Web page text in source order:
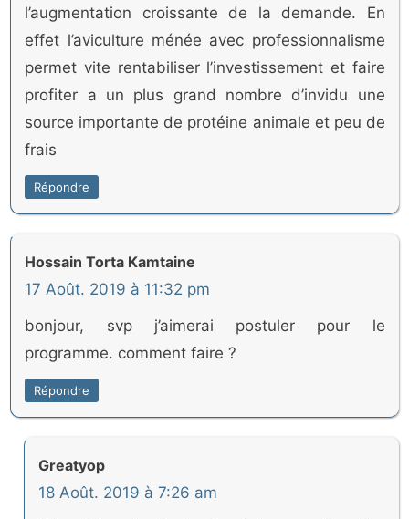
l’augmentation croissante de la demande. En
effet l’aviculture ménée avec professionnalisme
permet vite rentabiliser l’investissement et faire
profiter a un plus grand nombre d’invidu une
source importante de protéine animale et peu de
frais
Répondre
Hossain Torta Kamtaine
17 Août. 2019 à 11:32 pm
bonjour, svp j’aimerai postuler pour le
programme. comment faire ?
Répondre
Greatyop
18 Août. 2019 à 7:26 am